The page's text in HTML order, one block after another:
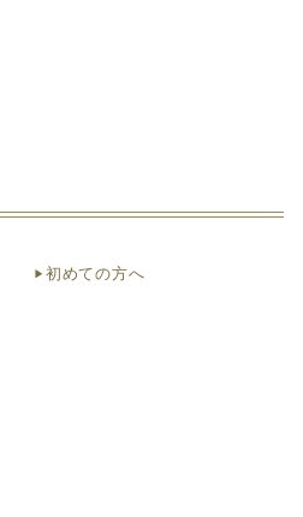
初めての方へ